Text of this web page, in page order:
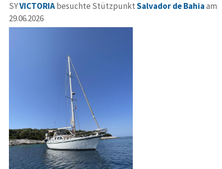
SYVICTORIAbesuchte StützpunktSalvador de Bahiaam
29.06.2026